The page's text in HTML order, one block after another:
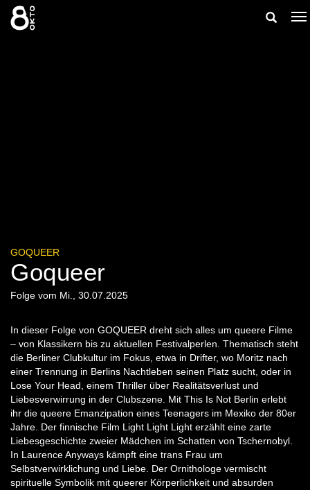
Zum
Inhalt
springen
Suche
GOQUEER
Goqueer
Folge vom Mi., 30.07.2025
In dieser Folge von GOQUEER dreht sich alles um queere Filme
– von Klassikern bis zu aktuellen Festivalperlen. Thematisch steht
die Berliner Clubkultur im Fokus, etwa in Drifter, wo Moritz nach
einer Trennung in Berlins Nachtleben seinen Platz sucht, oder in
Lose Your Head, einem Thriller über Realitätsverlust und
Liebesverwirrung in der Clubszene. Mit This Is Not Berlin erlebt
ihr die queere Emanzipation eines Teenagers im Mexiko der 80er
Jahre. Der finnische Film Light Light Light erzählt eine zarte
Liebesgeschichte zweier Mädchen im Schatten von Tschernobyl.
In Laurence Anyways kämpft eine trans Frau um
Selbstverwirklichung und Liebe. Der Ornithologe vermischt
spirituelle Symbolik mit queerer Körperlichkeit und absurden